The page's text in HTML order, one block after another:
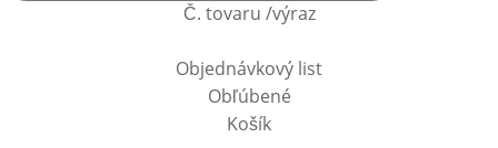
Č. tovaru /výraz
Objednávkový list
Obľúbené
Košík